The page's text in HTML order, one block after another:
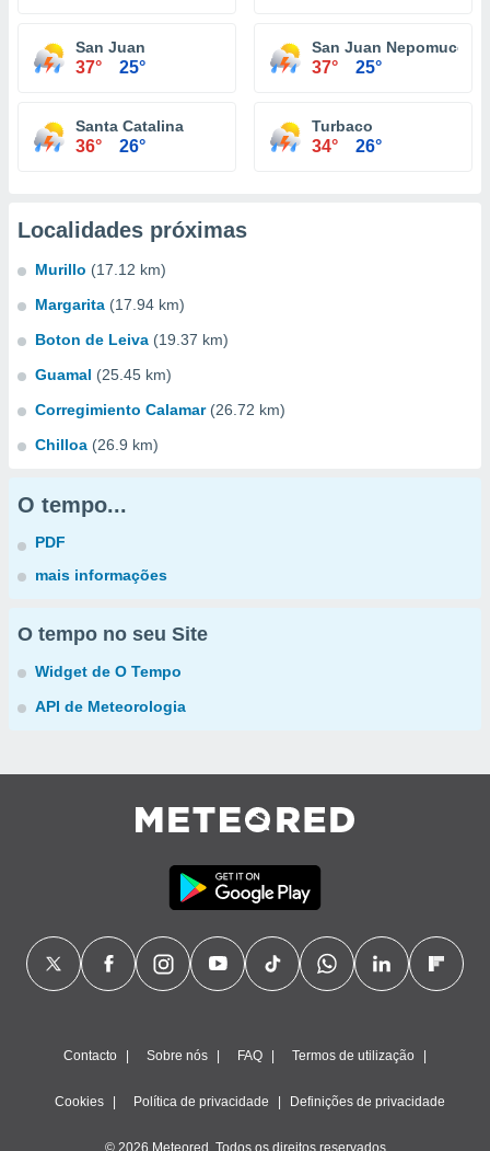
San Juan
37° 25°
San Juan Nepomuceno
37° 25°
Santa Catalina
36° 26°
Turbaco
34° 26°
Localidades próximas
Murillo (17.12 km)
Margarita (17.94 km)
Boton de Leiva (19.37 km)
Guamal (25.45 km)
Corregimiento Calamar (26.72 km)
Chilloa (26.9 km)
O tempo...
PDF
mais informações
O tempo no seu Site
Widget de O Tempo
API de Meteorologia
Contacto Sobre nós FAQ Termos de utilização
Cookies Política de privacidade Definições de privacidade
© 2026 Meteored. Todos os direitos reservados